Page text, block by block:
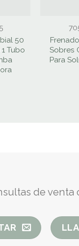
50
Tubo
Sobres
Para
de venta